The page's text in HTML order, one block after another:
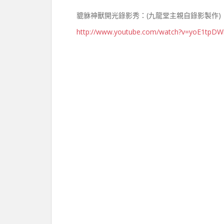
貔貅神獸開光錄影秀：(九龍堂主親自錄影製作)
http://www.youtube.com/